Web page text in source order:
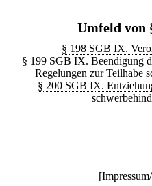
Umfeld von
§ 198 SGB IX.
§ 199 SGB IX. Beendigung
Regelungen zur Teilhabe
§ 200 SGB IX.
[